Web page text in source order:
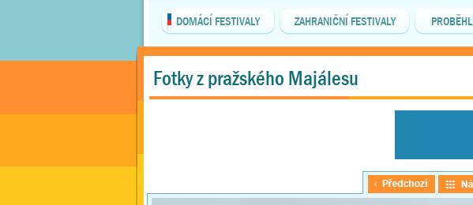
DOMÁCÍ FESTIVALY ZAHRANIČNÍ FESTIVALY
Fotky z pražského Majálesu